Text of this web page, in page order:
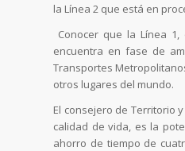
la Línea 2 que está en
Conocer que la Línea
encuentra en fase de
Transportes
otros lugares del mundo.
El consejero de Territorio
calidad de vida, es la
ahorro de tiempo de